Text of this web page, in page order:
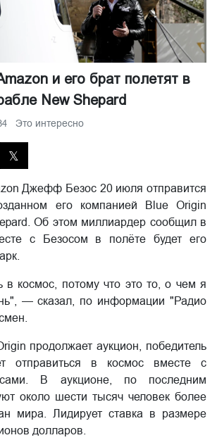
и его брат полетят в
New Shepard
Это интересно
Джефф Безос 20 июля отправится
его компанией Blue Origin
Об этом миллиардер сообщил в
с Безосом в полёте будет его
в космос, потому что это то, о чем я
— сказал, по информации "Радио
продолжает аукцион, победитель
отправиться в космос вместе с
В аукционе, по последним
около шести тысяч человек более
мира. Лидирует ставка в размере
долларов.